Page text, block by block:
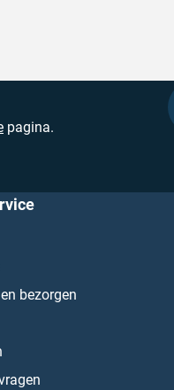
pagina.
bezorgen